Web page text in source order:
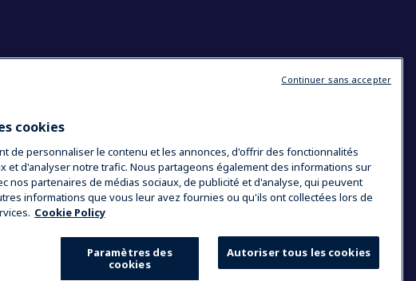
cookies
de personnaliser le contenu et les annonces, d'offrir des fonctionnalités
et d'analyser notre trafic. Nous partageons également des informations sur
nos partenaires de médias sociaux, de publicité et d'analyse, qui peuvent
informations que vous leur avez fournies ou qu'ils ont collectées lors de
Cookie Policy
Autoriser tous les cookies
Paramètres des
cookies
Continuer sans accepter